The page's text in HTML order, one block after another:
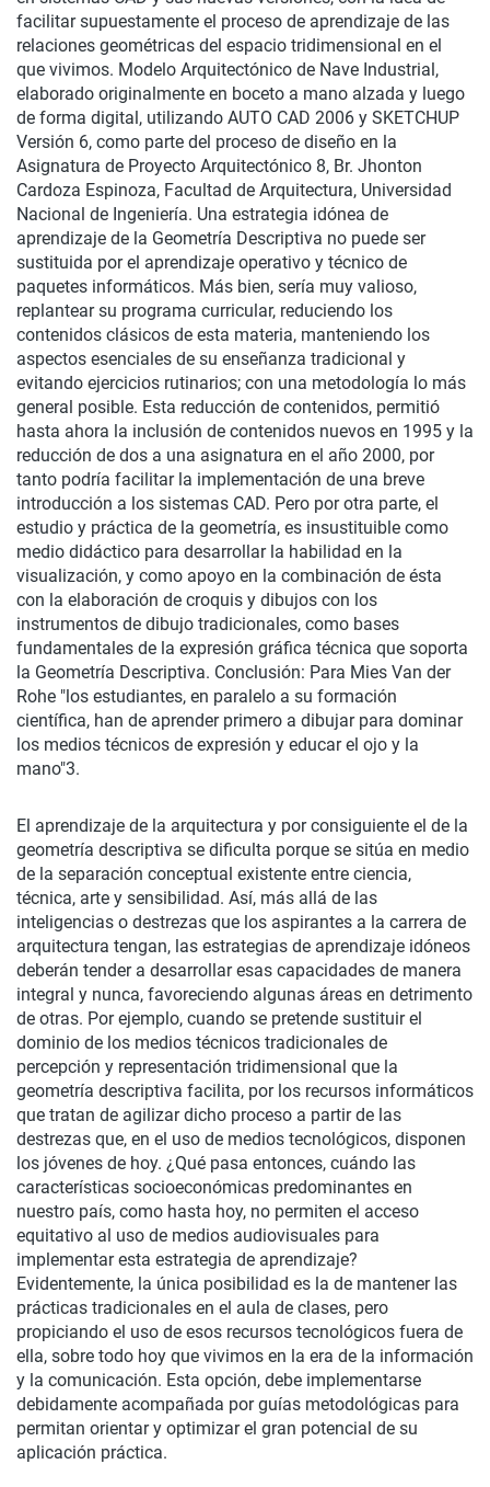
facilitar supuestamente el proceso de aprendizaje de las
relaciones geométricas del espacio tridimensional en el
que vivimos. Modelo Arquitectónico de Nave Industrial,
elaborado originalmente en boceto a mano alzada y luego
de forma digital, utilizando AUTO CAD 2006 y SKETCHUP
Versión 6, como parte del proceso de diseño en la
Asignatura de Proyecto Arquitectónico 8, Br. Jhonton
Cardoza Espinoza, Facultad de Arquitectura, Universidad
Nacional de Ingeniería. Una estrategia idónea de
aprendizaje de la Geometría Descriptiva no puede ser
sustituida por el aprendizaje operativo y técnico de
paquetes informáticos. Más bien, sería muy valioso,
replantear su programa curricular, reduciendo los
contenidos clásicos de esta materia, manteniendo los
aspectos esenciales de su enseñanza tradicional y
evitando ejercicios rutinarios; con una metodología lo más
general posible. Esta reducción de contenidos, permitió
hasta ahora la inclusión de contenidos nuevos en 1995 y la
reducción de dos a una asignatura en el año 2000, por
tanto podría facilitar la implementación de una breve
introducción a los sistemas CAD. Pero por otra parte, el
estudio y práctica de la geometría, es insustituible como
medio didáctico para desarrollar la habilidad en la
visualización, y como apoyo en la combinación de ésta
con la elaboración de croquis y dibujos con los
instrumentos de dibujo tradicionales, como bases
fundamentales de la expresión gráfica técnica que soporta
la Geometría Descriptiva. Conclusión: Para Mies Van der
Rohe "los estudiantes, en paralelo a su formación
científica, han de aprender primero a dibujar para dominar
los medios técnicos de expresión y educar el ojo y la
mano"3.
El aprendizaje de la arquitectura y por consiguiente el de la
geometría descriptiva se dificulta porque se sitúa en medio
de la separación conceptual existente entre ciencia,
técnica, arte y sensibilidad. Así, más allá de las
inteligencias o destrezas que los aspirantes a la carrera de
arquitectura tengan, las estrategias de aprendizaje idóneos
deberán tender a desarrollar esas capacidades de manera
integral y nunca, favoreciendo algunas áreas en detrimento
de otras. Por ejemplo, cuando se pretende sustituir el
dominio de los medios técnicos tradicionales de
percepción y representación tridimensional que la
geometría descriptiva facilita, por los recursos informáticos
que tratan de agilizar dicho proceso a partir de las
destrezas que, en el uso de medios tecnológicos, disponen
los jóvenes de hoy. ¿Qué pasa entonces, cuándo las
características socioeconómicas predominantes en
nuestro país, como hasta hoy, no permiten el acceso
equitativo al uso de medios audiovisuales para
implementar esta estrategia de aprendizaje?
Evidentemente, la única posibilidad es la de mantener las
prácticas tradicionales en el aula de clases, pero
propiciando el uso de esos recursos tecnológicos fuera de
ella, sobre todo hoy que vivimos en la era de la información
y la comunicación. Esta opción, debe implementarse
debidamente acompañada por guías metodológicas para
permitan orientar y optimizar el gran potencial de su
aplicación práctica.